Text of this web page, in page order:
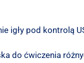
igły pod kontrolą
do ćwiczenia